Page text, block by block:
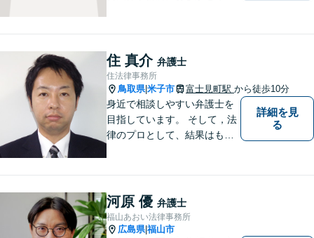
住 真介 弁護士
住法律事務所
鳥取県|米子市 富士見町駅 から徒歩10分
身近で相談しやすい弁護士を
目指しています。 そして，法
律のプロとして、結果はもち
依頼者様の心を理解し，寄り
添いながら問題い解決のサポ
ートを心がけています。
詳細を見
る
河原 優 弁護士
福山あおい法律事務所
広島県|福山市